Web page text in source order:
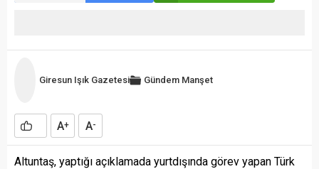
Giresun Işık Gazetesi Gündem Manşet
A+ A-
Altuntaş, yaptığı açıklamada yurtdışında görev yapan Türk